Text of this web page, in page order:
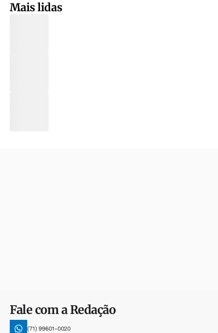
Mais lidas
Fale com a Redação
(71) 99601-0020